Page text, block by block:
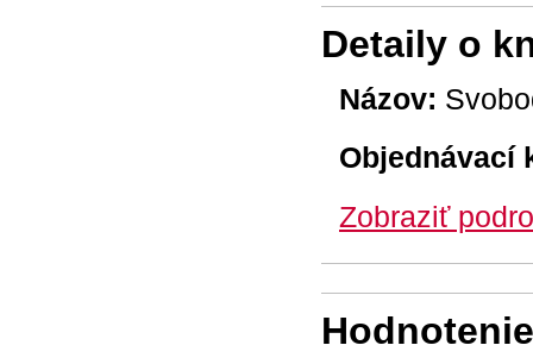
Detaily o
Názov:
Objednávací
Zobraziť